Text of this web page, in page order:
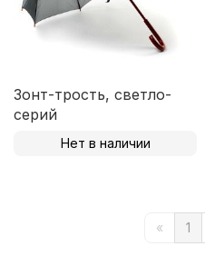
Зонт-трость, светло-
серий
Нет в наличии
« 1